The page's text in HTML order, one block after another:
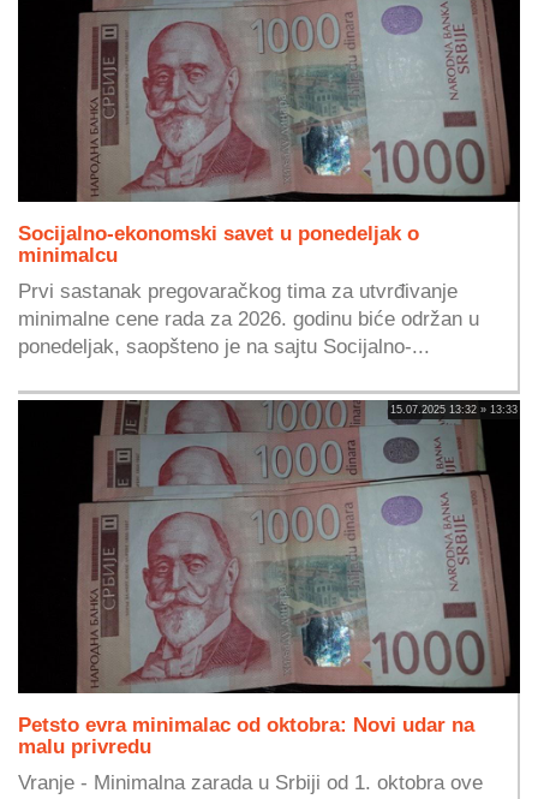
Socijalno-ekonomski savet u ponedeljak o
minimalcu
Prvi sastanak pregovaračkog tima za utvrđivanje
minimalne cene rada za 2026. godinu biće održan u
ponedeljak, saopšteno je na sajtu Socijalno-...
15.07.2025 13:32 » 13:33
Petsto evra minimalac od oktobra: Novi udar na
malu privredu
Vranje - Minimalna zarada u Srbiji od 1. oktobra ove